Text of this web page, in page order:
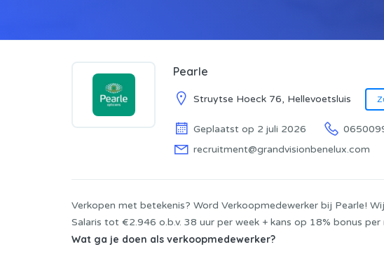
Pearle
Struytse Hoeck 76, Hellevoetsluis
Geplaatst op 2 juli 2026
recruitment@grandvisionbenelux.com
Verkopen met betekenis? Word Verkoopmedewerker bij Pearle!
Salaris tot €2.946 o.b.v. 38 uur per week + kans op 18% bonus per
Wat ga je doen als verkoopmedewerker?